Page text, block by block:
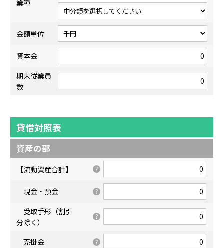
業種
金額単位
資本金
期末従業員
数
貸借対照表
資産の部
【流動資産合計】
現金・預金
受取手形（割引
分除く）
売掛金